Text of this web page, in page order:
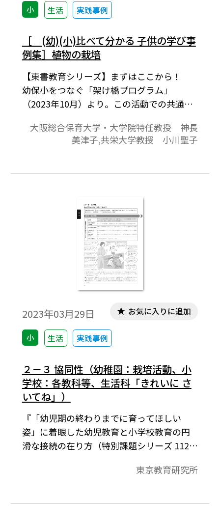
小 生活 実践事例
［ (幼)(小)比べて分かる 子供の学び事
例集］植物の栽培
【東書教育シリーズ】まずはここから！
幼保小をつなぐ「架け橋プログラム」
（2023年10月）より。この活動での共通の
で、生命の不思議さや、その成長を見守るこ
との喜びを体験し、生命を大切にする心が
大阪総合保育大学・大学院特任教授 神長
美津子,共栄大学教授 小川聖子
2023年03月29日
小 生活 実践事例
お気に入りに追加
２－３ 協同性（幼稚園：栽培活動、小
学校：各教科等、生活科「きれいに さ
いてね」）
『「幼児期の終わりまでに育ってほしい
姿」に着眼した幼児教育と小学校教育の円
滑な接続の在り方（特別課題シリーズ 112）
ら捉えた幼児教育で育ちつつある姿と小学
の思いや考えなどを共有し、共通の目的の
東京教育研究所